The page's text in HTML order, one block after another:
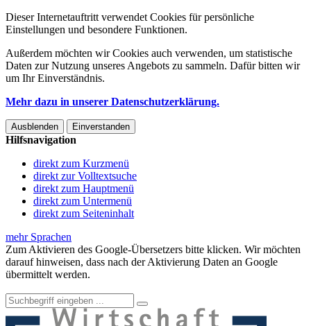
Dieser Internetauftritt verwendet Cookies für persönliche
Einstellungen und besondere Funktionen.
Außerdem möchten wir Cookies auch verwenden, um statistische
Daten zur Nutzung unseres Angebots zu sammeln. Dafür bitten wir
um Ihr Einverständnis.
Mehr dazu in unserer Datenschutzerklärung.
Ausblenden Einverstanden
Hilfsnavigation
direkt zum Kurzmenü
direkt zur Volltextsuche
direkt zum Hauptmenü
direkt zum Untermenü
direkt zum Seiteninhalt
mehr Sprachen
Zum Aktivieren des Google-Übersetzers bitte klicken. Wir möchten
darauf hinweisen, dass nach der Aktivierung Daten an Google
übermittelt werden.